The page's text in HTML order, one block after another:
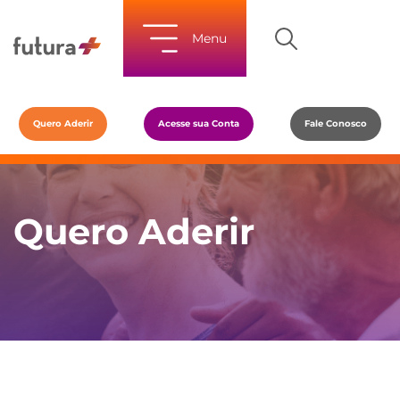
Menu
Quero Aderir Acesse sua Conta Fale Conosco
Quero Aderir